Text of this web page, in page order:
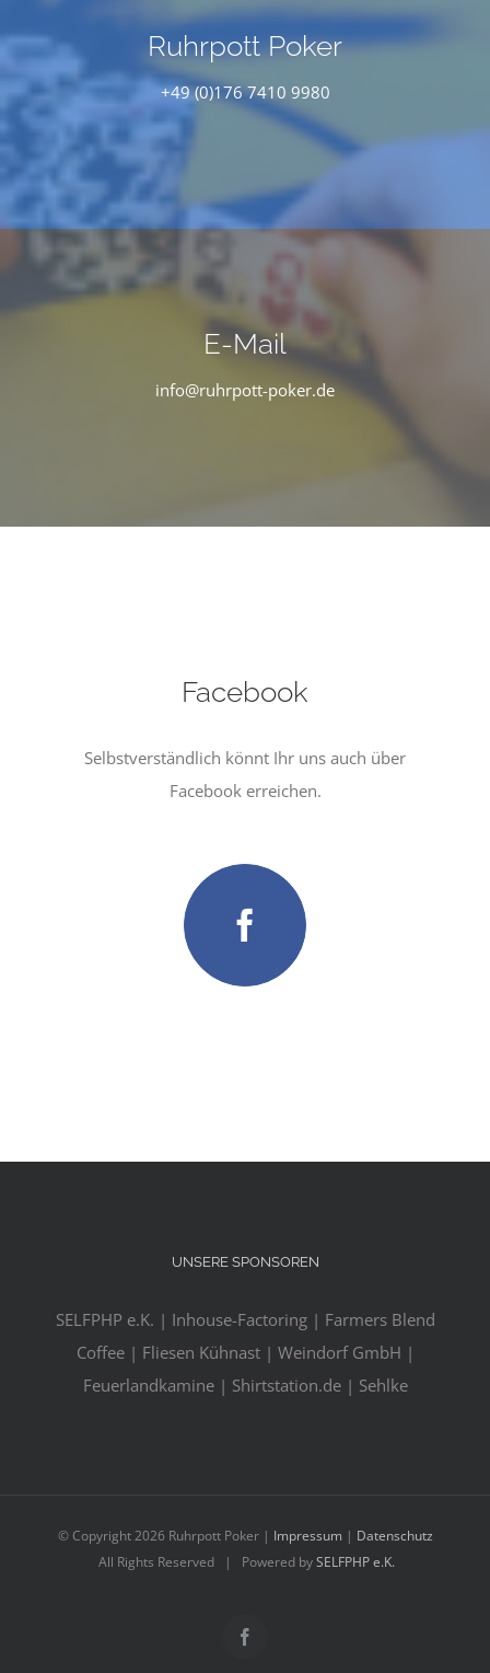
Ruhrpott Poker
+49 (0)176 7410 9980
E-Mail
info@ruhrpott-poker.de
Facebook
Selbstverständlich könnt Ihr uns auch über
Facebook erreichen.
UNSERE SPONSOREN
SELFPHP e.K. | Inhouse-Factoring | Farmers Blend
Coffee | Fliesen Kühnast | Weindorf GmbH |
Feuerlandkamine | Shirtstation.de | Sehlke
© Copyright2026 Ruhrpott Poker | Impressum | Datenschutz
All Rights Reserved | Powered bySELFPHP e.K.